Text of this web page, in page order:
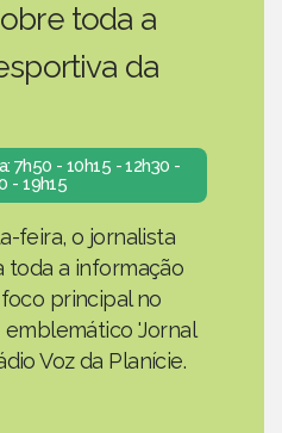
toda a
da
7h50 - 10h15 - 12h30 -
- 19h15
feira, o jornalista
toda a informação
principal no
'Jornal
Voz da Planície.